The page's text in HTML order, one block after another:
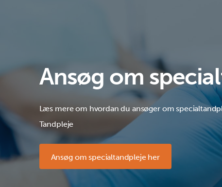
Ansøg om
Læs mere om hvordan du ansøger om
Tandpleje
Ansøg om specialtandpleje her